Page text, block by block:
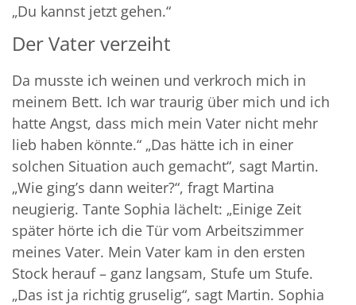
„Du kannst jetzt gehen.“
Der Vater verzeiht
Da musste ich weinen und verkroch mich in
meinem Bett. Ich war traurig über mich und ich
hatte Angst, dass mich mein Vater nicht mehr
lieb haben könnte.“ „Das hätte ich in einer
solchen Situation auch gemacht“, sagt Martin.
„Wie ging’s dann weiter?“, fragt Martina
neugierig. Tante Sophia lächelt: „Einige Zeit
später hörte ich die Tür vom Arbeitszimmer
meines Vater. Mein Vater kam in den ersten
Stock herauf – ganz langsam, Stufe um Stufe.
„Das ist ja richtig gruselig“, sagt Martin. Sophia